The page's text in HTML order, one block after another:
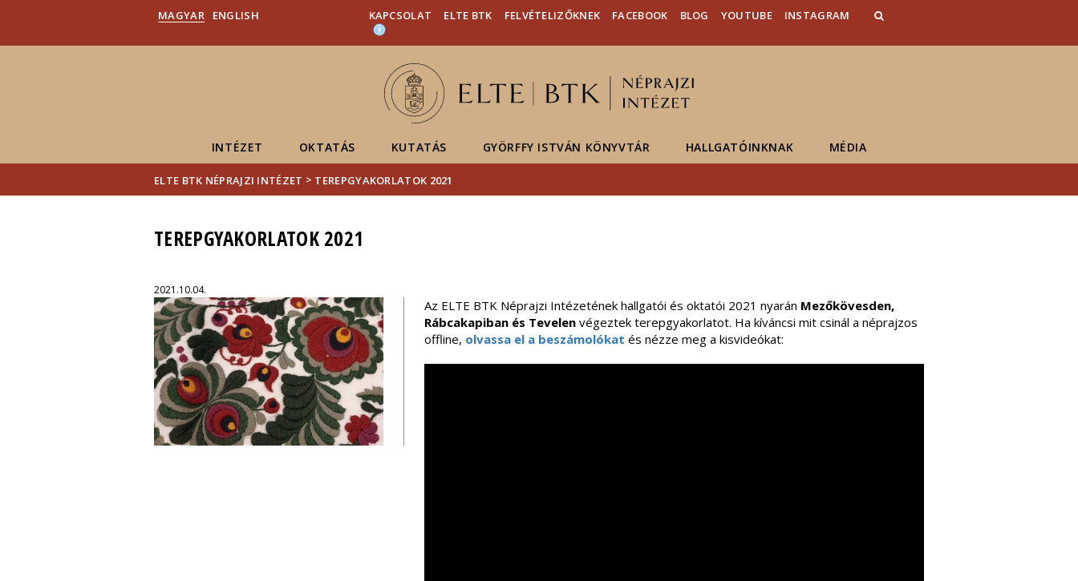
Hírek
Események
ELTE a
sajtóban
MAGYAR ENGLISH KAPCSOLAT ELTE BTK FELVÉTELIZŐKNEK FACEBOOK BLOG YOUTUBE INSTAGRAM
INTÉZET OKTATÁS KUTATÁS GYÖRFFY ISTVÁN KÖNYVTÁR HALLGATÓINKNAK MÉDIA
ELTE BTK NÉPRAJZI INTÉZET > TEREPGYAKORLATOK 2021
TEREPGYAKORLATOK 2021
2021.10.04.
Az ELTE BTK Néprajzi Intézetének hallgatói és oktatói 2021 nyarán Mezőkövesden,
Rábcakapiban és Tevelenvégeztek terepgyakorlatot. Ha kíváncsi mit csinál a néprajzos
offline, olvassa el a beszámolókat és nézze meg a kisvideókat: